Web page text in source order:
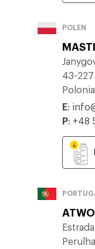
POLEN
43-
Polonia
E:
P: +48